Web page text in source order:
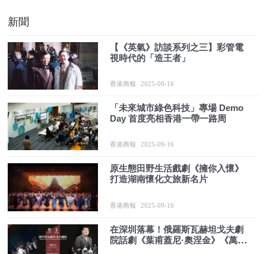
新聞
【《英氣》訪談系列之三】彩管電
視時代的「造王者」
香港商報 2025-09-16
「未來城市綠色科技」專場 Demo
Day 首度亮相香港一帶一路周
香港商報 2025-09-16
原生態田野生活戲劇《擁你入懷》
打造湖南懷化文旅新名片
香港商報 2025-09-16
在深圳落幕！俄羅斯瓦赫坦戈夫劇
院話劇《葉甫蓋尼·奧涅金》《萬尼